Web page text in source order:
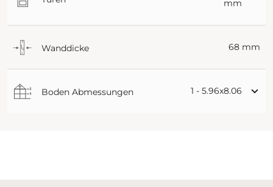
mm
Wanddicke 68 mm
Boden Abmessungen 1 - 5.96x8.06